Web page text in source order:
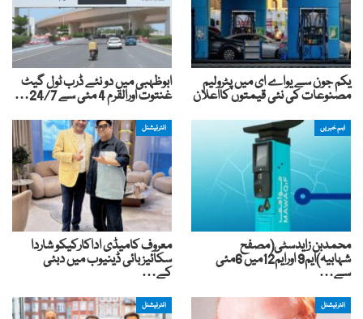
یکم جون سے یواے ای میں پٹرولیم
مصنوعات کی نئی قیمتوں کااعلان
ابوظہبی میں دو نئے ڈرب ٹول گیٹ
غنتوت اورالقرم 4 مئی سے 24/7…
اہم خبریں
محمدبن زایدسٹی(مصفح
شہابیہ)ایم9 اورایم12میں 6مئی
سے…
انٹرنیشنل
معروف کامیڈی اداکارکیکو شاردا
سکائیز بائی ڈینیوب میں دبئی
کے…
انٹرنیشنل انٹرنیشنل